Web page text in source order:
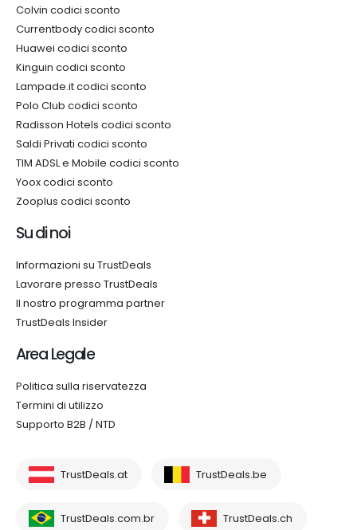
Colvin codici sconto
Currentbody codici sconto
Huawei codici sconto
Kinguin codici sconto
Lampade.it codici sconto
Polo Club codici sconto
Radisson Hotels codici sconto
Saldi Privati codici sconto
TIM ADSL e Mobile codici sconto
Yoox codici sconto
Zooplus codici sconto
Su di noi
Informazioni su TrustDeals
Lavorare presso TrustDeals
Il nostro programma partner
TrustDeals Insider
Area Legale
Politica sulla riservatezza
Termini di utilizzo
Supporto B2B / NTD
TrustDeals.at TrustDeals.be
TrustDeals.com.br TrustDeals.ch